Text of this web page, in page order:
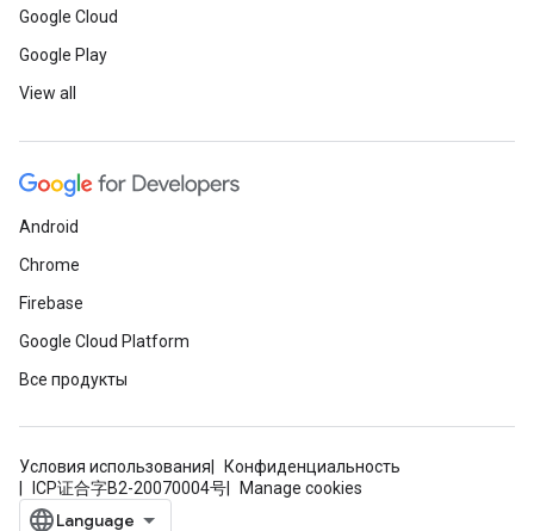
Google Cloud
Google Play
View all
Android
Chrome
Firebase
Google Cloud Platform
Все продукты
Условия использования
Конфиденциальность
ICP证合字B2-20070004号
Manage cookies